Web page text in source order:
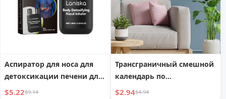
Аспиратор для носа для
детоксикации печени для
облегчения и гладкости
$5.22$9.14
Трансграничный смешной
календарь по
психическому здоровью
$2.94$4.94